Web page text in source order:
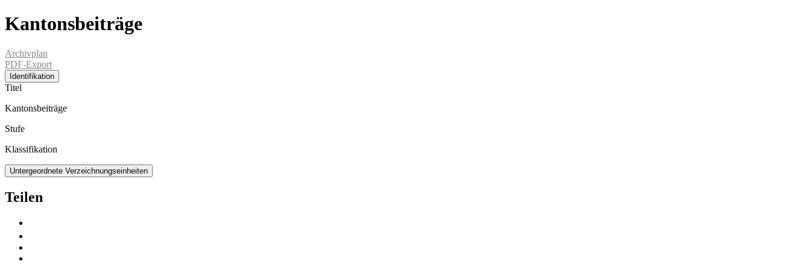
Kantonsbeiträge
Archivplan
PDF-Export
Identifikation
Titel
Kantonsbeiträge
Stufe
Klassifikation
Untergeordnete Verzeichnungseinheiten
Teilen